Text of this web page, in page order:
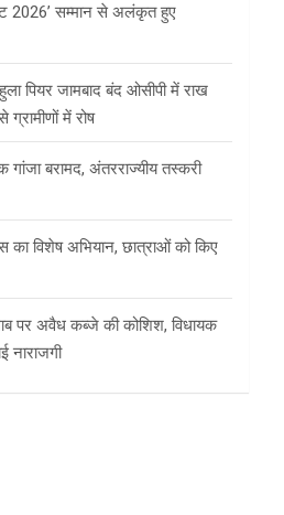
2026’ सम्मान से अलंकृत हुए
पियर जामबाद बंद ओसीपी में राख
में रोष
बरामद, अंतरराज्यीय तस्करी
का विशेष अभियान, छात्राओं को किए
पर अवैध कब्जे की कोशिश, विधायक
नाराजगी